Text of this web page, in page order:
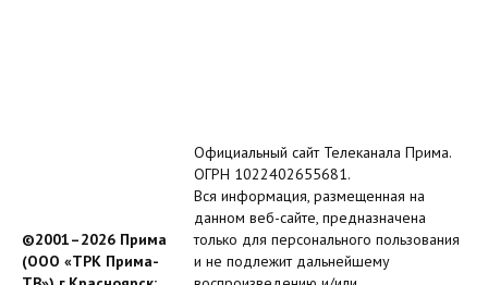
©2001–2026 Прима
(ООО «ТРК Прима-
Официальный сайт Телеканала Прима.
ОГРН 1022402655681.
Вся информация, размещенная на
данном веб-сайте, предназначена
только для персонального пользования
и не подлежит дальнейшему